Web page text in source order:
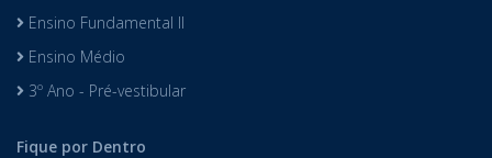
Ensino Fundamental II
Ensino Médio
3º Ano - Pré-vestibular
Fique por Dentro